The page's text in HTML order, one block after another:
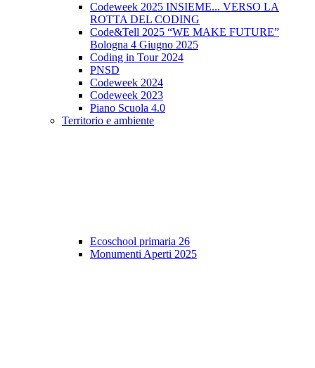
Codeweek 2025 INSIEME... VERSO LA
ROTTA DEL CODING
Code&Tell 2025 “WE MAKE FUTURE”
Bologna 4 Giugno 2025
Coding in Tour 2024
PNSD
Codeweek 2024
Codeweek 2023
Piano Scuola 4.0
Territorio e ambiente
Ecoschool primaria 26
Monumenti Aperti 2025